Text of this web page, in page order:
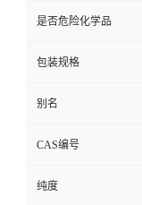
是否危险化学品
包装规格
别名
CAS编号
纯度